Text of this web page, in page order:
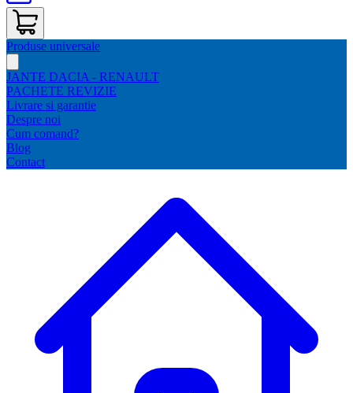
Produse universale
JANTE DACIA - RENAULT
PACHETE REVIZIE
Livrare si garantie
Despre noi
Cum comand?
Blog
Contact